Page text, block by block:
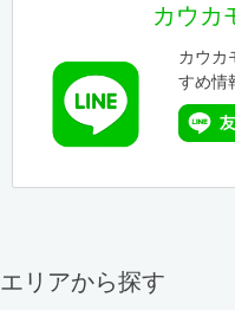
カウカ
カウカ
すめ情
エリアから探す